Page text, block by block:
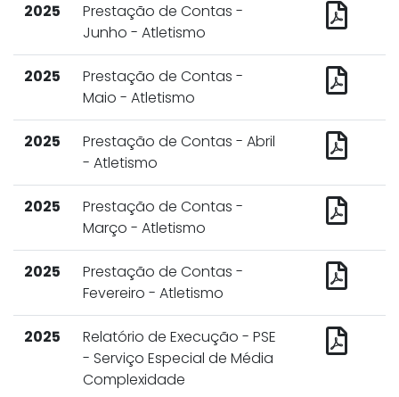
2025
Prestação de Contas -
Junho - Atletismo
2025
Prestação de Contas -
Maio - Atletismo
2025
Prestação de Contas - Abril
- Atletismo
2025
Prestação de Contas -
Março - Atletismo
2025
Prestação de Contas -
Fevereiro - Atletismo
2025
Relatório de Execução - PSE
- Serviço Especial de Média
Complexidade